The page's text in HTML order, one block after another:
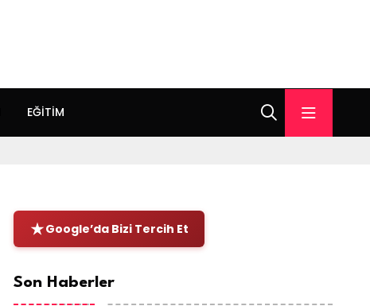
EĞITIM
Google’da Bizi Tercih Et
Son Haberler